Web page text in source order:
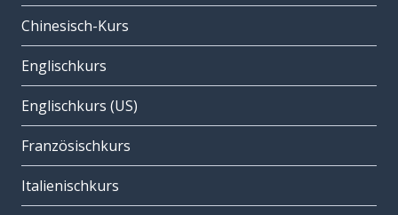
Chinesisch-Kurs
Englischkurs
Englischkurs (US)
Französischkurs
Italienischkurs